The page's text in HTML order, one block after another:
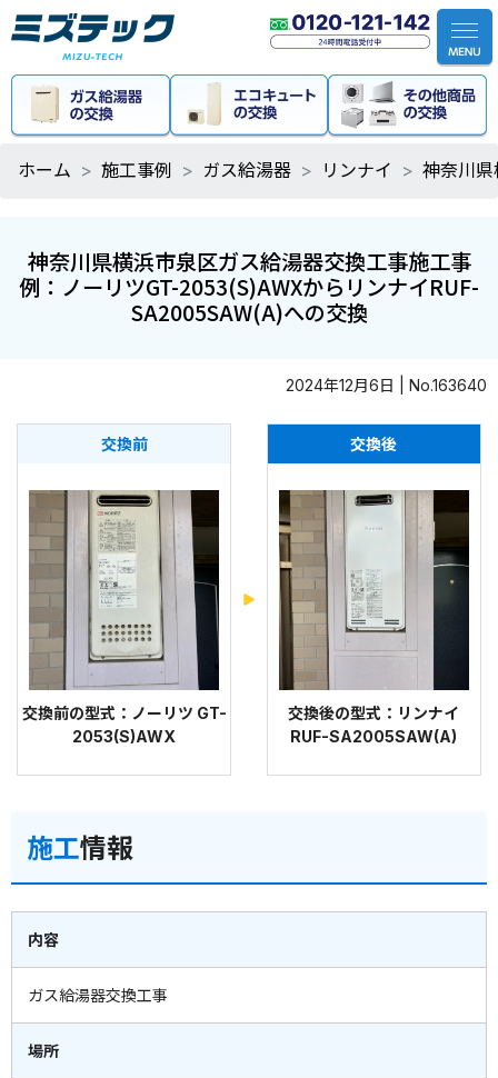
ホーム 施工事例 ガス給湯器 リンナイ 神奈川
神奈川県横浜市泉区ガス給湯器交換工事施工事
例：ノーリツGT-2053(S)AWXからリンナイRUF-
SA2005SAW(A)への交換
2024年12月6日 | No.163640
交換前
交換前の型式：ノーリツ GT-
2053(S)AWX
交換後
交換後の型式：リンナイ
RUF-SA2005SAW(A)
施工情報
内容
ガス給湯器交換工事
場所